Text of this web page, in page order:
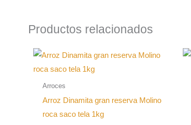
Productos relacionados
Arroces
Arroz Dinamita gran reserva Molino
roca saco tela 1kg